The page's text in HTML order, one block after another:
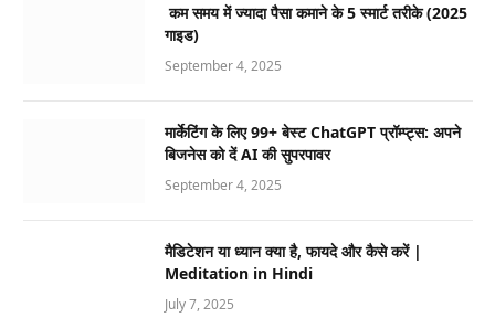
कम समय में ज्यादा पैसा कमाने के 5 स्मार्ट तरीके (2025
गाइड)
September 4, 2025
मार्केटिंग के लिए 99+ बेस्ट ChatGPT प्रॉम्प्ट्स: अपने
बिजनेस को दें AI की सुपरपावर
September 4, 2025
मैडिटेशन या ध्यान क्या है, फायदे और कैसे करें |
Meditation in Hindi
July 7, 2025